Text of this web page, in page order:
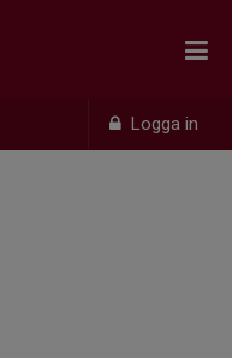
Logga in